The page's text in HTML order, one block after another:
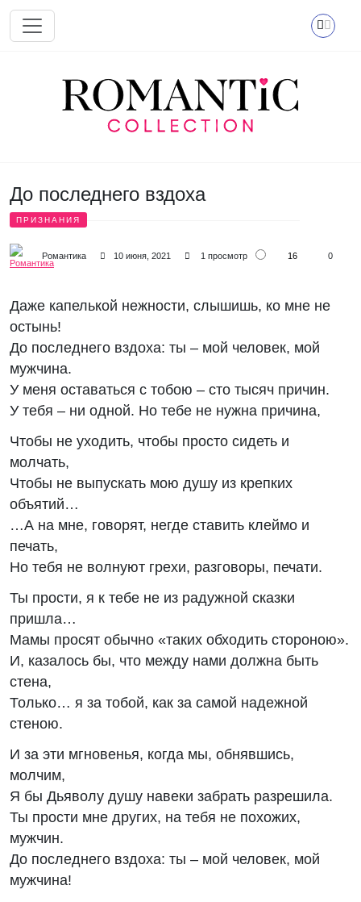
Перейти к основному содержанию
До последнего вздоха
ПРИЗНАНИЯ
Романтика 10 июня, 2021 1 просмотр 16 0
Даже капелькой нежности, слышишь, ко мне не
остынь!
До последнего вздоха: ты – мой человек, мой
мужчина.
У меня оставаться с тобою – сто тысяч причин.
У тебя – ни одной. Но тебе не нужна причина,
Чтобы не уходить, чтобы просто сидеть и
молчать,
Чтобы не выпускать мою душу из крепких
объятий…
…А на мне, говорят, негде ставить клеймо и
печать,
Но тебя не волнуют грехи, разговоры, печати.
Ты прости, я к тебе не из радужной сказки
пришла…
Мамы просят обычно «таких обходить стороною».
И, казалось бы, что между нами должна быть
стена,
Только… я за тобой, как за самой надежной
стеною.
И за эти мгновенья, когда мы, обнявшись,
молчим,
Я бы Дьяволу душу навеки забрать разрешила.
Ты прости мне других, на тебя не похожих,
мужчин.
До последнего вздоха: ты – мой человек, мой
мужчина!